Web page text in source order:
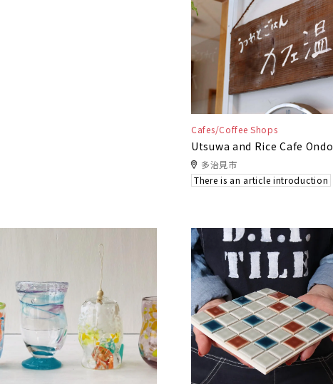
Cafes/Coffee Shops
Utsuwa and Rice Cafe Ondo
多治見市
There is an article introduction